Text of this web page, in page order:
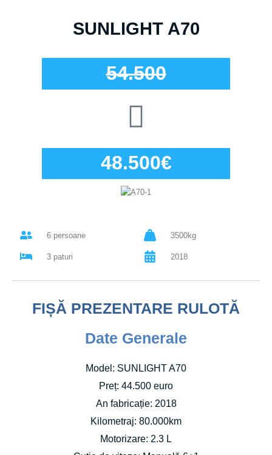
SUNLIGHT A70
54.500
48.500€
6 persoane
3 paturi
3500kg
2018
FIȘĂ PREZENTARE RULOTĂ
Date Generale
Model: SUNLIGHT A70
Preț: 44.500 euro
An fabricație: 2018
Kilometraj: 80.000km
Motorizare: 2.3 L